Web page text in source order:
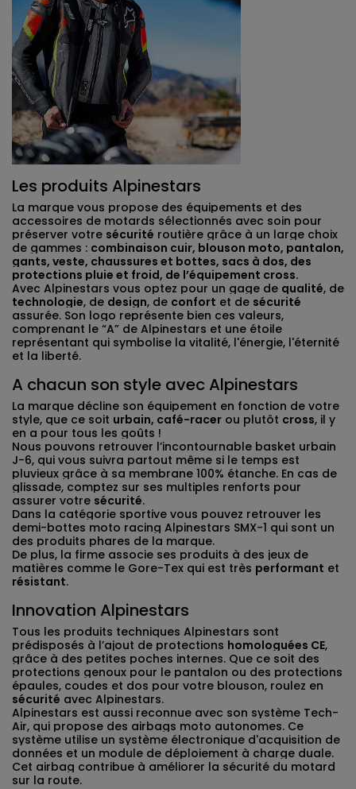
Les produits Alpinestars
La marque vous propose des équipements et des
accessoires de motards sélectionnés avec soin pour
préserver votre sécurité routière grâce à un large choix
de gammes : combinaison cuir, blouson moto, pantalon,
gants, veste, chaussures et bottes, sacs à dos, des
protections pluie et froid, de l’équipement cross.
Avec Alpinestars vous optez pour un gage de qualité, de
technologie, de design, de confort et de sécurité
assurée. Son logo représente bien ces valeurs,
comprenant le “A” de Alpinestars et une étoile
représentant qui symbolise la vitalité, l'énergie, l'éternité
et la liberté.
A chacun son style avec Alpinestars
La marque décline son équipement en fonction de votre
style, que ce soit urbain, café-racer ou plutôt cross, il y
en a pour tous les goûts !
Nous pouvons retrouver l’incontournable basket urbain
J-6, qui vous suivra partout même si le temps est
pluvieux grâce à sa membrane 100% étanche. En cas de
glissade, comptez sur ses multiples renforts pour
assurer votre sécurité.
Dans la catégorie sportive vous pouvez retrouver les
demi-bottes moto racing Alpinestars SMX-1 qui sont un
des produits phares de la marque.
De plus, la firme associe ses produits à des jeux de
matières comme le Gore-Tex qui est très performant et
résistant.
Innovation Alpinestars
Tous les produits techniques Alpinestars sont
prédisposés à l’ajout de protections homologuées CE,
grâce à des petites poches internes. Que ce soit des
protections genoux pour le pantalon ou des protections
épaules, coudes et dos pour votre blouson, roulez en
sécurité avec Alpinestars.
Alpinestars est aussi reconnue avec son système Tech-
Air, qui propose des airbags moto autonomes. Ce
système utilise un système électronique d'acquisition de
données et un module de déploiement à charge duale.
Cet airbag contribue à améliorer la sécurité du motard
sur la route.